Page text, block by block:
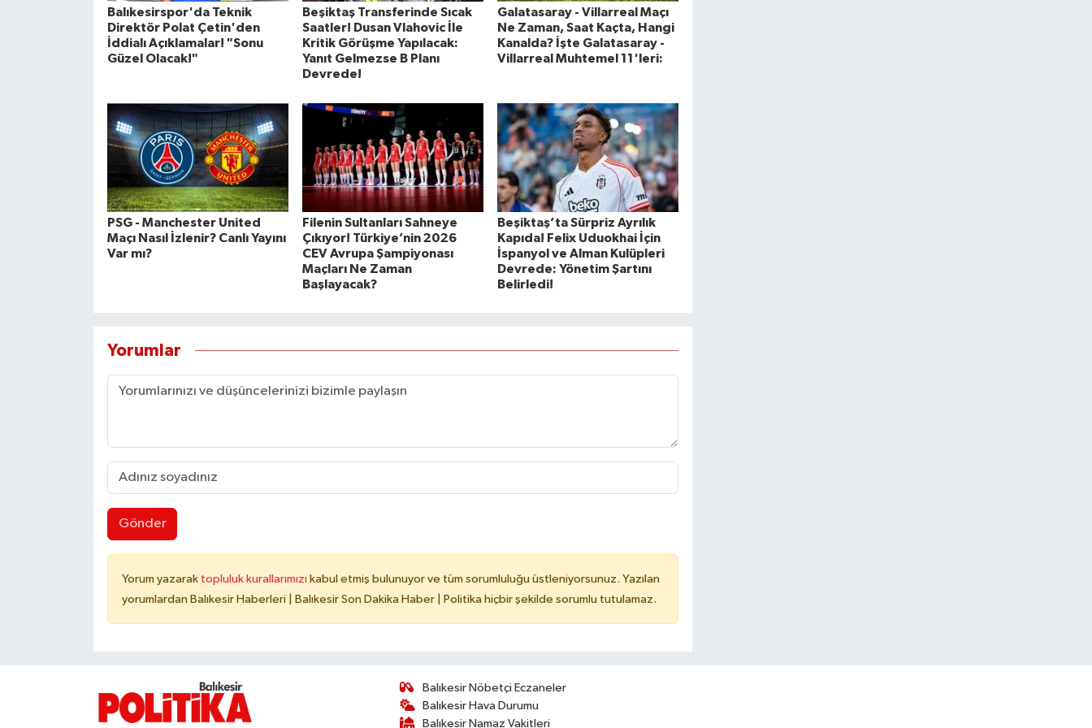
Balıkesirspor'da Teknik
Direktör Polat Çetin'den
İddialı Açıklamalar! "Sonu
Güzel Olacak!"
Beşiktaş Transferinde Sıcak
Saatler! Dusan Vlahovic İle
Kritik Görüşme Yapılacak:
Yanıt Gelmezse B Planı
Devrede!
Galatasaray - Villarreal Maçı
Ne Zaman, Saat Kaçta, Hangi
Kanalda? İşte Galatasaray -
Villarreal Muhtemel 11'leri:
PSG - Manchester United
Maçı Nasıl İzlenir? Canlı Yayını
Var mı?
Filenin Sultanları Sahneye
Çıkıyor! Türkiye’nin 2026
CEV Avrupa Şampiyonası
Maçları Ne Zaman
Başlayacak?
Beşiktaş’ta Sürpriz Ayrılık
Kapıda! Felix Uduokhai İçin
İspanyol ve Alman Kulüpleri
Devrede: Yönetim Şartını
Belirledi!
Yorumlar
Gönder
Yorum yazarak topluluk kurallarımızı kabul etmiş bulunuyor ve tüm sorumluluğu üstleniyorsunuz. Yazılan
yorumlardan Balıkesir Haberleri | Balıkesir Son Dakika Haber | Politika hiçbir şekilde sorumlu tutulamaz.
Balıkesir Nöbetçi Eczaneler
Balıkesir Hava Durumu
Balıkesir Namaz Vakitleri